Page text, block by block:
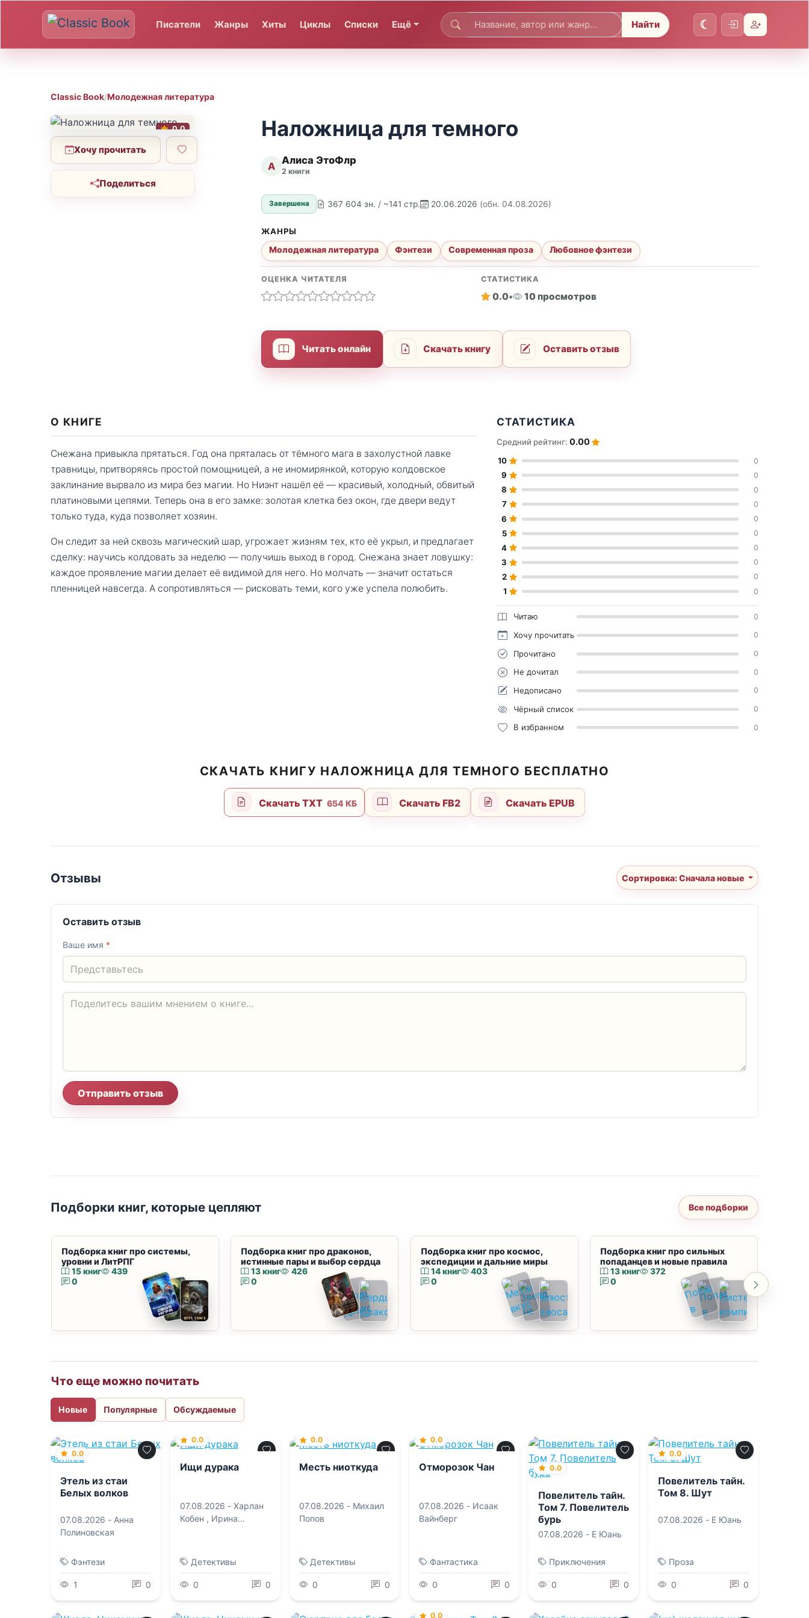
Писатели Жанры Хиты Циклы Списки Ещё Найти
Classic Book/Молодежная литература
0.0
Хочу прочитать
Поделиться
Наложница для темного
А Алиса ЭтоФлр
2 книги
Завершена 367 604 зн. / ~141 стр. 20.06.2026 (обн. 04.08.2026)
ЖАНРЫ
Молодежная литература Фэнтези Современная проза Любовное фэнтези
ОЦЕНКА ЧИТАТЕЛЯ СТАТИСТИКА
0.0• 10 просмотров
Читать онлайн Скачать книгу Оставить отзыв
О КНИГЕ
Снежана привыкла прятаться. Год она пряталась от тёмного мага в захолустной лавке
травницы, притворяясь простой помощницей, а не иномирянкой, которую колдовское
заклинание вырвало из мира без магии. Но Ниэнт нашёл её — красивый, холодный, обвитый
платиновыми цепями. Теперь она в его замке: золотая клетка без окон, где двери ведут
только туда, куда позволяет хозяин.
Он следит за ней сквозь магический шар, угрожает жизням тех, кто её укрыл, и предлагает
сделку: научись колдовать за неделю — получишь выход в город. Снежана знает ловушку:
каждое проявление магии делает её видимой для него. Но молчать — значит остаться
пленницей навсегда. А сопротивляться — рисковать теми, кого уже успела полюбить.
СТАТИСТИКА
Средний рейтинг:0.00
10 0
9 0
8 0
7 0
6 0
5 0
4 0
3 0
2 0
1 0
Читаю 0
Хочу прочитать 0
Прочитано 0
Не дочитал 0
Недописано 0
Чёрный список 0
В избранном 0
СКАЧАТЬ КНИГУ НАЛОЖНИЦА ДЛЯ ТЕМНОГО БЕСПЛАТНО
Скачать TXT 654 КБ Скачать FB2 Скачать EPUB
Отзывы Сортировка: Сначала новые
Оставить отзыв
Ваше имя *
Отправить отзыв
Подборки книг, которые цепляют Все подборки
Подборка книг про системы,
уровни и ЛитРПГ
15 книг
439
0
Подборка книг про драконов,
истинные пары и выбор сердца
13 книг
426
0
Подборка книг про космос,
экспедиции и дальние миры
14 книг
403
0
Подборка книг про сильных
попаданцев и новые правила
13 книг
372
0
Что еще можно почитать
Новые Популярные Обсуждаемые
0.0
Этель из стаи
Белых волков
07.08.2026 - Анна
Полиновская
Фэнтези
1 0
0.0
Ищи дурака
07.08.2026 - Харлан
Кобен , Ирина
Детективы
0 0
0.0
Месть ниоткуда
07.08.2026 - Михаил
Попов
Детективы
0 0
0.0
Отморозок Чан
07.08.2026 - Исаак
Вайнберг
Фантастика
0 0
0.0
Повелитель тайн.
Том 7. Повелитель
бурь
07.08.2026 - Е Юань
Приключения
0 0
0.0
Повелитель тайн.
Том 8. Шут
07.08.2026 - Е Юань
Проза
0 0
0.0